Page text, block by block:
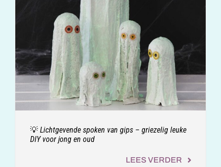
💡 Lichtgevende spoken van gips – griezelig leuke
DIY voor jong en oud
LEES VERDER